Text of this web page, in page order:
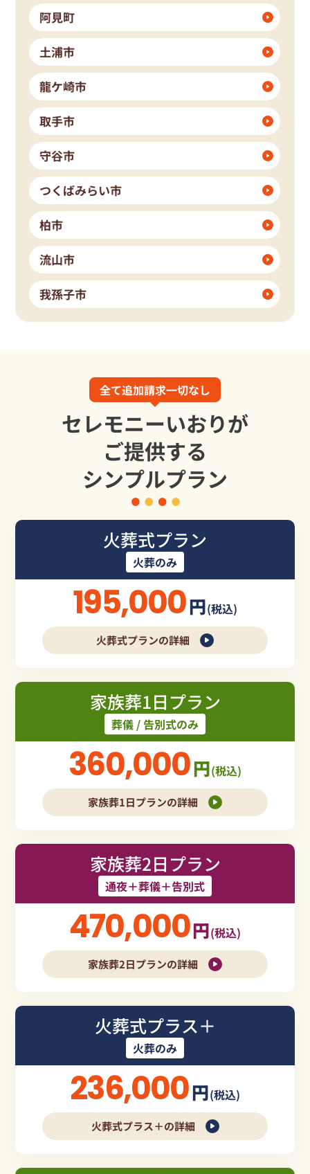
阿見町
土浦市
龍ケ崎市
取手市
守谷市
つくばみらい市
柏市
流山市
我孫子市
全て追加請求一切なし
セレモニーいおりが
ご提供する
シンプルプラン
火葬式プラン
火葬のみ
195,000円(税込)
火葬式プランの詳細
家族葬1日プラン
葬儀 / 告別式のみ
360,000円(税込)
家族葬1日プランの詳細
家族葬2日プラン
通夜＋葬儀＋告別式
470,000円(税込)
家族葬2日プランの詳細
火葬式プラス＋
火葬のみ
236,000円(税込)
火葬式プラス＋の詳細